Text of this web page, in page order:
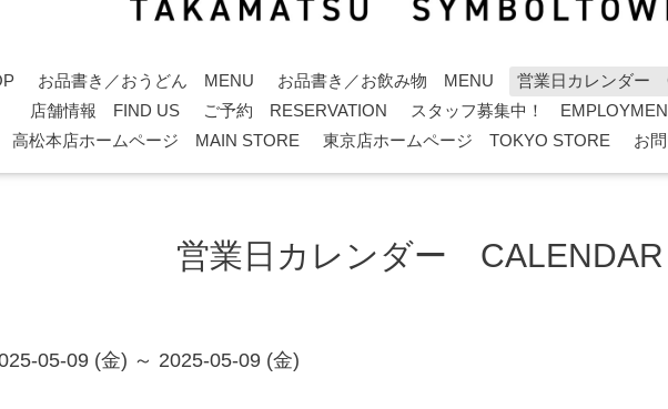
お品書き／おうどん MENU お品書き／お飲み物 MENU 営業日カレンダー
店舗情報 FIND US
ご予約 RESERVATION スタッフ募集中！
高松本店ホームページ MAIN STORE
東京店ホームページ TOKYO STORE お
営業日カレンダー CALENDAR
05-09 (金) ～ 2025-05-09 (金)